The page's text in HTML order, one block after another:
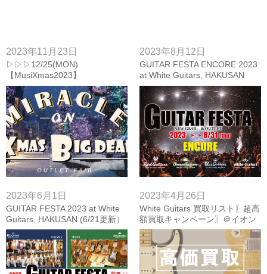
2023年11月23日
▷▷▷12/25(MON)
【MusiXmas2023】
【MIRACLE on X’MAS BIG
DEAL】
2023年8月12日
GUITAR FESTA ENCORE 2023
at White Guitars, HAKUSAN
▶▶2023/08/31(THU)
2023年6月1日
GUITAR FESTA 2023 at White
Guitars, HAKUSAN (6/21更新）
2023年4月26日
White Guitars 買取リスト〖超高
額買取キャンペーン〗＠イオン
モール白山3階MPC楽器センタ
ー白山 (08/17更新)